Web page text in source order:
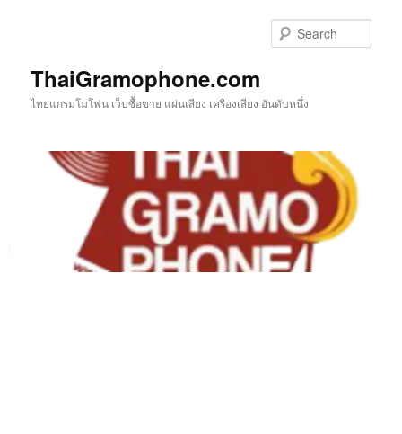
ThaiGramophone.com
ไทยแกรมโมโฟน เว็บซื้อขาย แผ่นเสียง เครื่องเสียง อันดับหนึ่ง